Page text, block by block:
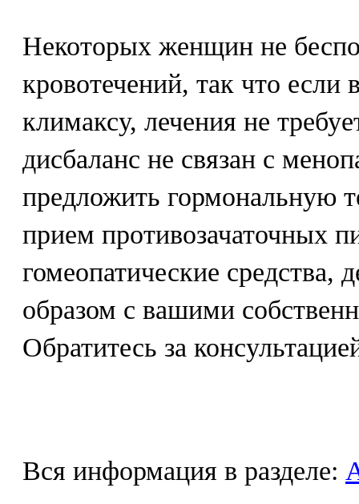
Некоторых женщин не
кровотечений, так что
климаксу, лечения не
дисбаланс не связан с
предложить гормональную
прием противозачаточных
гомеопатические
образом с вашими
Обратитесь за
Вся информация в разделе: